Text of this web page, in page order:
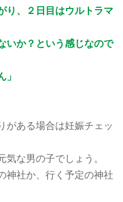
り、２日目はウルトラマ
いか？という感じなので
」
がある場合は妊娠チェッ
な男の子でしょう。
神社か、行く予定の神社